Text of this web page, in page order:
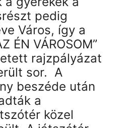
pedig
Város, így a
ÉN VÁROSOM”
rajzpályázat
sor. A
beszéde után
a
közel